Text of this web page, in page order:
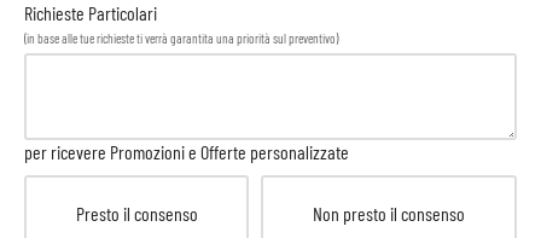
Richieste Particolari
(in base alle tue richieste ti verrà garantita una priorità sul preventivo)
per ricevere Promozioni e Offerte personalizzate
Presto il consenso Non presto il consenso